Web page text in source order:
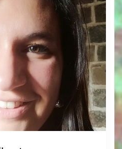
du Carnet Créatif